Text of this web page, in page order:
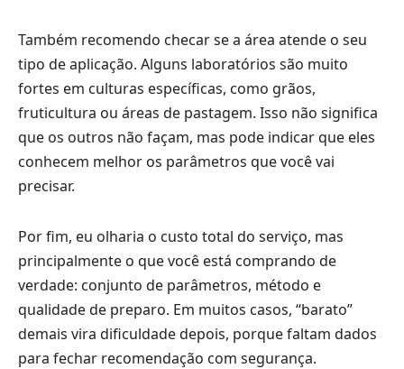
Também recomendo checar se a área atende o seu
tipo de aplicação. Alguns laboratórios são muito
fortes em culturas específicas, como grãos,
fruticultura ou áreas de pastagem. Isso não significa
que os outros não façam, mas pode indicar que eles
conhecem melhor os parâmetros que você vai
precisar.
Por fim, eu olharia o custo total do serviço, mas
principalmente o que você está comprando de
verdade: conjunto de parâmetros, método e
qualidade de preparo. Em muitos casos, “barato”
demais vira dificuldade depois, porque faltam dados
para fechar recomendação com segurança.